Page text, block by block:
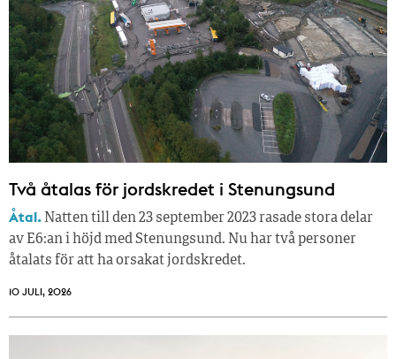
Två åtalas för jordskredet i Stenungsund
Åtal. Natten till den 23 september 2023 rasade stora delar
av E6:an i höjd med Stenungsund. Nu har två personer
åtalats för att ha orsakat jordskredet.
10 JULI, 2026